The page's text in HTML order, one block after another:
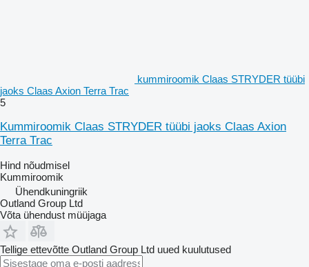
kummiroomik Claas STRYDER tüübi
jaoks Claas Axion Terra Trac
5
Kummiroomik Claas STRYDER tüübi jaoks Claas Axion
Terra Trac
Hind nõudmisel
Kummiroomik
Ühendkuningriik
Outland Group Ltd
Võta ühendust müüjaga
Tellige ettevõtte Outland Group Ltd uued kuulutused